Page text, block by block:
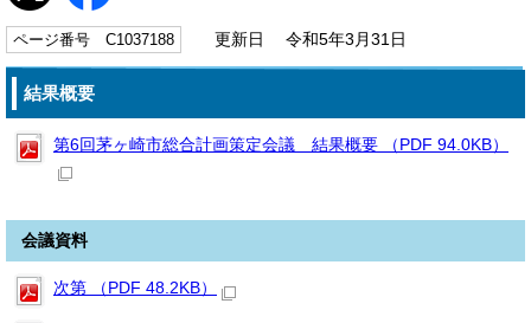
ページ番号 C1037188 更新日 令和5年3月31日
結果概要
第6回茅ヶ崎市総合計画策定会議 結果概要 （PDF 94.0KB）
会議資料
次第 （PDF 48.2KB）